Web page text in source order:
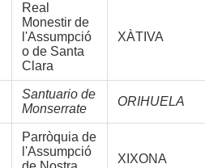
Real
Monestir de
l'Assumpció
o de Santa
Clara
XÀTIVA
Santuario de
Monserrate
ORIHUELA
Parròquia de
l'Assumpció
XIXONA